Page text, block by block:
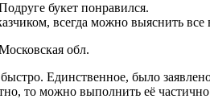
букет понравился.
всегда можно выяснить
обл.
Единственное, было
то можно выполнить её